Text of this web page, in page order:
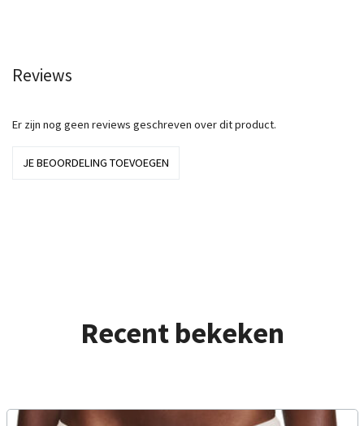
Reviews
Er zijn nog geen reviews geschreven over dit product.
JE BEOORDELING TOEVOEGEN
Recent bekeken